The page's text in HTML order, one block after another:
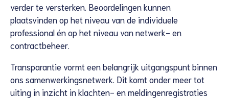
verder te versterken. Beoordelingen kunnen
plaatsvinden op het niveau van de individuele
professional én op het niveau van netwerk- en
contractbeheer.
Transparantie vormt een belangrijk uitgangspunt binnen
ons samenwerkingsnetwerk. Dit komt onder meer tot
uiting in inzicht in klachten- en meldingenregistraties